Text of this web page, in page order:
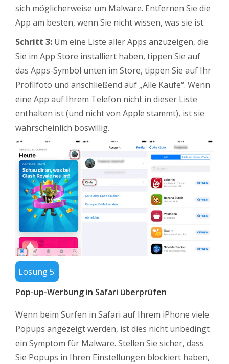
sich möglicherweise um Malware. Entfernen Sie die
App am besten, wenn Sie nicht wissen, was sie ist.
Schritt 3: Um eine Liste aller Apps anzuzeigen, die
Sie im App Store installiert haben, tippen Sie auf
das Apps-Symbol unten im Store, tippen Sie auf Ihr
Profilfoto und anschließend auf „Alle Käufe“. Wenn
eine App auf Ihrem Telefon nicht in dieser Liste
enthalten ist (und nicht von Apple stammt), ist sie
wahrscheinlich böswillig.
Lösung 5:
Pop-up-Werbung in Safari überprüfen
Wenn beim Surfen in Safari auf Ihrem iPhone viele
Popups angezeigt werden, ist dies nicht unbedingt
ein Symptom für Malware. Stellen Sie sicher, dass
Sie Popups in Ihren Einstellungen blockiert haben,